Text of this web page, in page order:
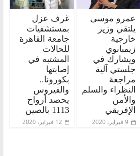
عمرو موسى
يلتقي وزير
خارجية
زيمبابوي
ويشارك في
جلستي آلية
مراجعة
النظراء والسلم
والأمن
الإفريقي
9 فبراير، 2020
غرف عزل
بمستشفيات
جامعة القاهرة
للحالات
المشتبه في
إصابتها
بكورونا..
والفيروس
يحصد أرواح
1113 بالصين
12 فبراير، 2020